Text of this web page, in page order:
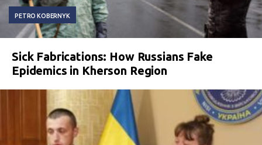
PETRO KOBERNYK
Sick Fabrications: How Russians Fake
Epidemics in Kherson Region